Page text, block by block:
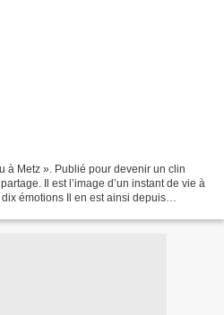
à Metz ». Publié pour devenir un clin
Il est l’image d’un instant de vie à
émotions Il en est ainsi depuis